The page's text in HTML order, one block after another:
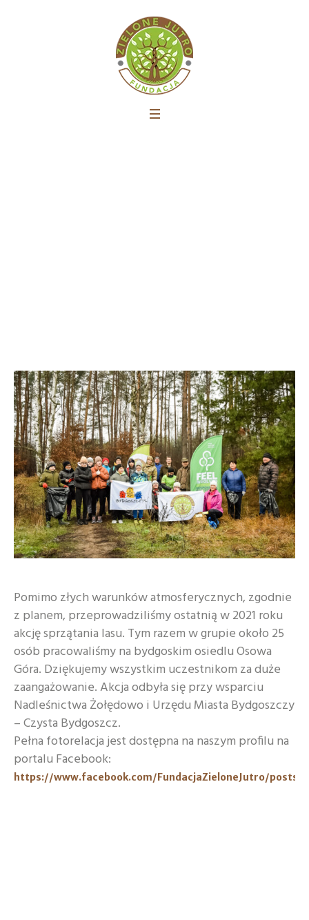
Pomimo złych warunków atmosferycznych, zgodnie
z planem, przeprowadziliśmy ostatnią w 2021 roku
akcję sprzątania lasu. Tym razem w grupie około 25
osób pracowaliśmy na bydgoskim osiedlu Osowa
Góra. Dziękujemy wszystkim uczestnikom za duże
zaangażowanie. Akcja odbyła się przy wsparciu
Nadleśnictwa Żołędowo i Urzędu Miasta Bydgoszczy
– Czysta Bydgoszcz.
Pełna fotorelacja jest dostępna na naszym profilu na
portalu Facebook:
https://www.facebook.com/FundacjaZieloneJutro/posts/